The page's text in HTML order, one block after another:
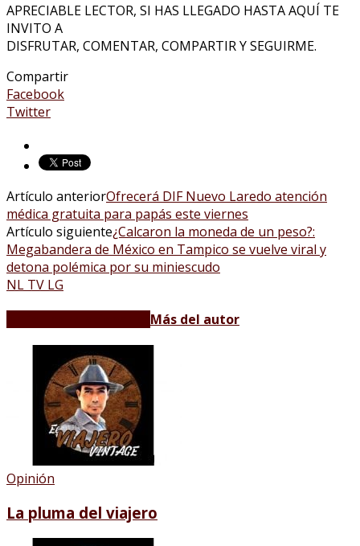
APRECIABLE LECTOR, SI HAS LLEGADO HASTA AQUÍ TE
INVITO A
DISFRUTAR, COMENTAR, COMPARTIR Y SEGUIRME.
Compartir
Facebook
Twitter
Artículo anteriorOfrecerá DIF Nuevo Laredo atención
médica gratuita para papás este viernes
Artículo siguiente¿Calcaron la moneda de un peso?:
Megabandera de México en Tampico se vuelve viral y
detona polémica por su miniescudo
NL TV LG
Más del autor
Opinión
La pluma del viajero